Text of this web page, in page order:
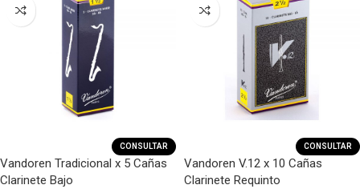
CONSULTAR
Vandoren Tradicional x 5 Cañas
Clarinete Bajo
CONSULTAR
Vandoren V.12 x 10 Cañas
Clarinete Requinto